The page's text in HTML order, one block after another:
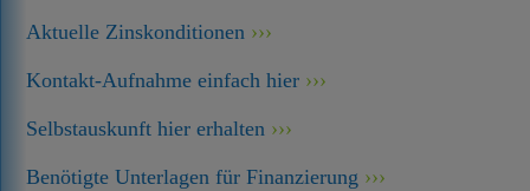
Aktuelle Zinskonditionen
Kontakt-Aufnahme einfach hier
Selbstauskunft hier erhalten
Benötigte Unterlagen für Finanzierung